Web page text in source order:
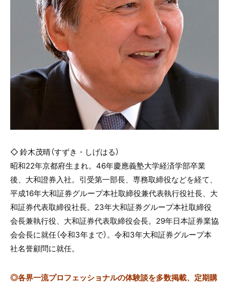
◇ 鈴木茂晴（すずき・しげはる）
昭和22年京都府生まれ。46年慶應義塾大学経済学部卒業
後、大和證券入社。引受第一部長、専務取締役などを経て、
平成16年大和証券グループ本社取締役兼代表執行役社長、大
和証券代表取締役社長。23年大和証券グループ本社取締役
会長兼執行役、大和証券代表取締役会長。29年日本証券業協
会会長に就任（令和3年まで）。令和3年大和証券グループ本
社名誉顧問に就任。
◎各界一流プロフェッショナルの体験談を多数掲載、定期購